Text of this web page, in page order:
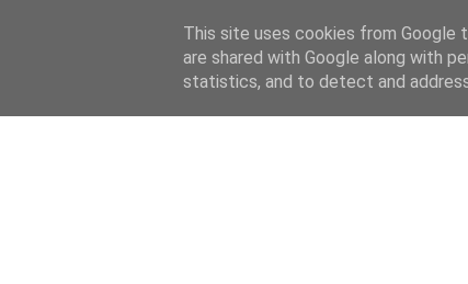
STRONA GŁÓWNA WSPÓŁPRACA RECENZJE
This site uses cookies from Google
are shared with Google along with
statistics, and to detect and